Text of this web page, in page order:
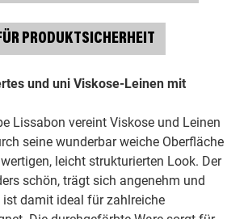
PRODUKTSICHERHEIT
und uni Viskose-Leinen mit
Lissabon vereint Viskose und Leinen
seine wunderbar weiche Oberfläche
leicht strukturierten Look. Der
schön, trägt sich angenehm und
ist damit ideal für zahlreiche